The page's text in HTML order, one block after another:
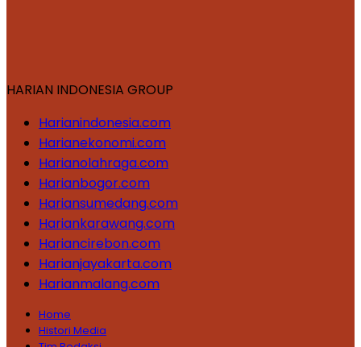
HARIAN INDONESIA GROUP
Harianindonesia.com
Harianekonomi.com
Harianolahraga.com
Harianbogor.com
Hariansumedang.com
Hariankarawang.com
Hariancirebon.com
Harianjayakarta.com
Harianmalang.com
Home
Histori Media